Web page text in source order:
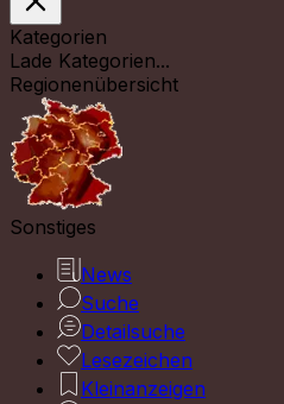
Kategorien
Lade Kategorien...
Regionenübersicht
Sonstiges
News
Suche
Detailsuche
Lesezeichen
Kleinanzeigen